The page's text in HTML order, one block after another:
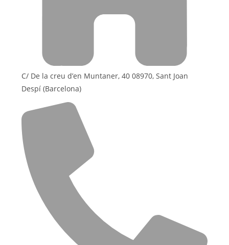
C/ De la creu d’en Muntaner, 40 08970, Sant Joan
Despí (Barcelona)